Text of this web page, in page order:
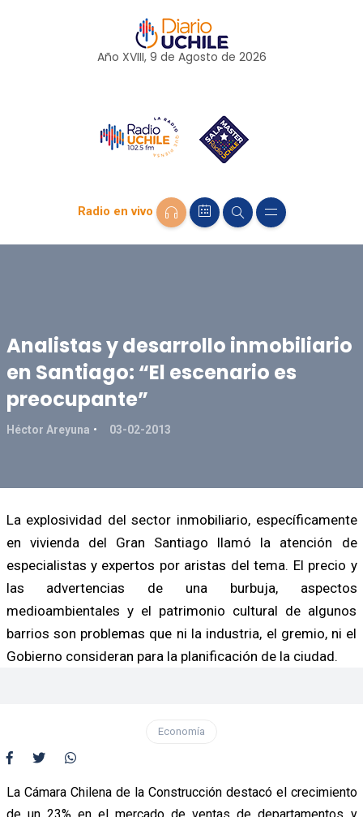
Año XVIII, 9 de Agosto de 2026
Radio en vivo
Analistas y desarrollo inmobiliario
en Santiago: “El escenario es
preocupante”
Héctor Areyuna 03-02-2013
La explosividad del sector inmobiliario, específicamente
en vivienda del Gran Santiago llamó la atención de
especialistas y expertos por aristas del tema. El precio y
las advertencias de una burbuja, aspectos
medioambientales y el patrimonio cultural de algunos
barrios son problemas que ni la industria, el gremio, ni el
Gobierno consideran para la planificación de la ciudad.
Economía
La Cámara Chilena de la Construcción destacó el crecimiento
de un 23% en el mercado de ventas de departamentos y